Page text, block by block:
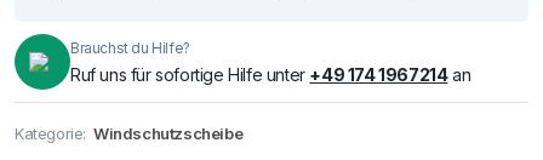
Brauchst du Hilfe?
Ruf uns für sofortige Hilfe unter +49 174 1967214an
Kategorie: Windschutzscheibe